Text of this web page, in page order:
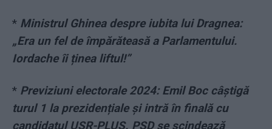
* Ministrul Ghinea despre iubita lui Dragnea:
„Era un fel de împărăteasă a Parlamentului.
Iordache îi ținea liftul!”
* Previziuni electorale 2024: Emil Boc câștigă
turul 1 la prezidențiale și intră în finală cu
candidatul USR-PLUS. PSD se scindează